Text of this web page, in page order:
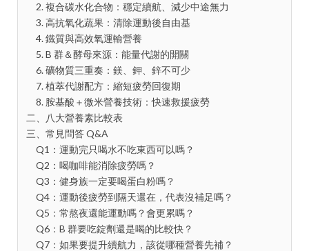
2. 複合碳水化合物：穩定續航、減少中途無力
3. 高抗氧化蔬果：清除運動後自由基
4. 鐵質與高效氧運輸營養
5. B 群＆酵母來源：能量代謝的開關
6. 礦物質三重奏：鎂、鉀、鋅不可少
7. 植萃代謝配方：縮短疲勞回復期
8. 胺基酸＋微米營養技術：快速救援疲勞
二、八大營養素比較表
三、常見問答 Q&A
Q1：運動完只喝水不吃東西可以嗎？
Q2：喝咖啡能消除疲勞嗎？
Q3：健身族一定要喝蛋白粉嗎？
Q4：運動後疲勞到隔天還在，代表沒補足嗎？
Q5：常熬夜還能運動嗎？會更累嗎？
Q6：B 群要吃錠劑還是喝的比較快？
Q7：如果要提升續航力，該從哪種營養先補？